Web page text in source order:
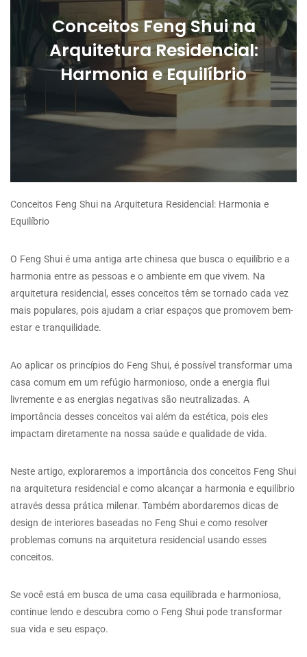
Conceitos Feng Shui na
Arquitetura Residencial:
Harmonia e Equilíbrio
Conceitos Feng Shui na Arquitetura Residencial: Harmonia e
Equilíbrio
O Feng Shui é uma antiga arte chinesa que busca o equilíbrio e a
harmonia entre as pessoas e o ambiente em que vivem. Na
arquitetura residencial, esses conceitos têm se tornado cada vez
mais populares, pois ajudam a criar espaços que promovem bem-
estar e tranquilidade.
Ao aplicar os princípios do Feng Shui, é possível transformar uma
casa comum em um refúgio harmonioso, onde a energia flui
livremente e as energias negativas são neutralizadas. A
importância desses conceitos vai além da estética, pois eles
impactam diretamente na nossa saúde e qualidade de vida.
Neste artigo, exploraremos a importância dos conceitos Feng Shui
na arquitetura residencial e como alcançar a harmonia e equilíbrio
através dessa prática milenar. Também abordaremos dicas de
design de interiores baseadas no Feng Shui e como resolver
problemas comuns na arquitetura residencial usando esses
conceitos.
Se você está em busca de uma casa equilibrada e harmoniosa,
continue lendo e descubra como o Feng Shui pode transformar
sua vida e seu espaço.